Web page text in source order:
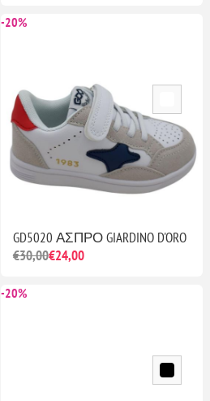
-20%
GD5020 ΑΣΠΡΟ GIARDINO D'ORO
€30,00€24,00
-20%